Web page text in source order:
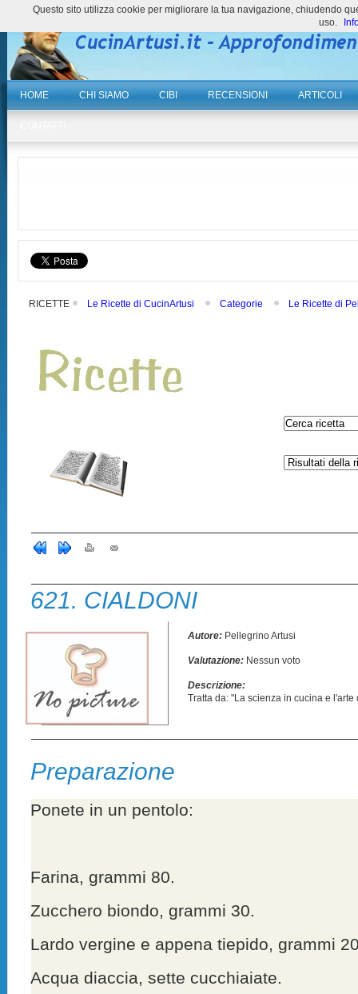
HOME CHI SIAMO CIBI RECENSIONI ARTICOLI
RICETTE Le Ricette di CucinArtusi Categorie Le Ricette di
621. CIALDONI
Autore: Pellegrino Artusi
Valutazione: Nessun voto
Descrizione:
Tratta da: "La scienza in cucina e l'arte
Preparazione
Ponete in un pentolo:
Farina, grammi 80.
Zucchero biondo, grammi 30.
Lardo vergine e appena tiepido, grammi
Acqua diaccia, sette cucchiaiate.
Questo sito utilizza cookie per migliorare la tua navigazione, chiudendo
uso.